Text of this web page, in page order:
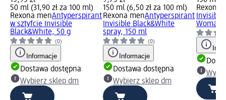
50 ml (31,90 zł za 100 ml)
Rexona menAntyperspirant
w sztyfcie Invisible
Black&White, 50 g
(0)
Informacje
Dostawa dostępna
Wybierz sklep dm
150 ml (6,50 zł za 100 ml)
Rexona menAntyperspirant
Invisible Black&White
spray, 150 ml
(0)
Informacje
Dostawa dostępna
Wybierz sklep dm
Rexona
Invisible
Woman,